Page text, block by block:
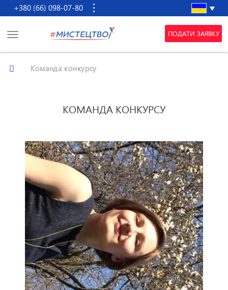
+380 (66) 098-07-80
ПОДАТИ ЗАЯВКУ
Команда конкурсу
КОМАНДА КОНКУРСУ